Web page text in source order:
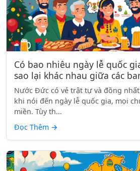
Có bao nhiêu ngày lễ quốc
sao lại khác nhau giữa các
Nước Đức có vẻ trật tự và đồng
khi nói đến ngày lễ quốc gia, mọi
miền. Tùy th...
Đọc Thêm →